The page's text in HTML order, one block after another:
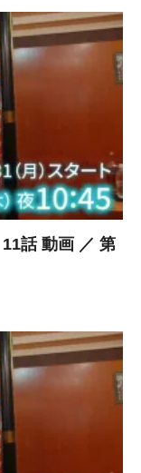
話 動画 ／ 第